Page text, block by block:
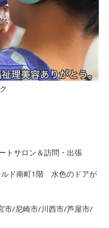
トサロン＆訪問・出張
ド南町1階 水色のドアが
市/尼崎市/川西市/芦屋市/